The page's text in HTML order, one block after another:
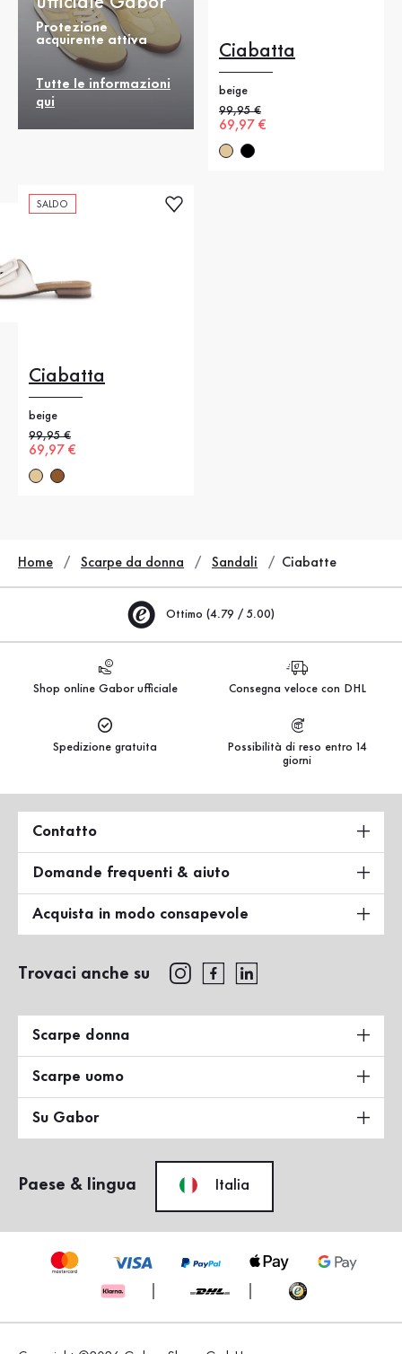
Protezione
acquirente attiva
Tutte le informazioni
qui
Ciabatta
beige
Prezzo precedente
99,95 €
Nuovo prezzo
69,97 €
SALDO
Ciabatta
beige
Prezzo precedente
99,95 €
Nuovo prezzo
69,97 €
Home Scarpe da donna Sandali Ciabatte
Ottimo (4.79 / 5.00)
Shop online Gabor ufficiale Consegna veloce con DHL
Spedizione gratuita
Possibilità di reso entro 14
giorni
Contatto
Domande frequenti & aiuto
Acquista in modo consapevole
Trovaci anche su
Scarpe donna
Scarpe uomo
Su Gabor
Paese & lingua Italia